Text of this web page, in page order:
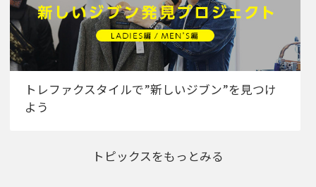
トレファクスタイルで”新しいジブン”を見つけ
よう
トピックスをもっとみる